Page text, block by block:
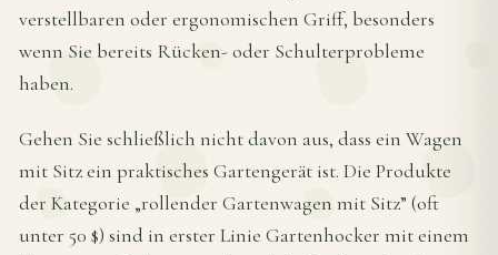
verstellbaren oder ergonomischen Griff, besonders
wenn Sie bereits Rücken- oder Schulterprobleme
haben.
Gehen Sie schließlich nicht davon aus, dass ein Wagen
mit Sitz ein praktisches Gartengerät ist. Die Produkte
der Kategorie „rollender Gartenwagen mit Sitz” (oft
unter 50 $) sind in erster Linie Gartenhocker mit einem